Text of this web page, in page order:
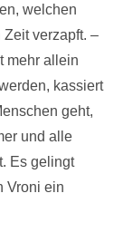
welchen
verzapft. –
mehr allein
kassiert
geht,
und alle
Es gelingt
Vroni ein